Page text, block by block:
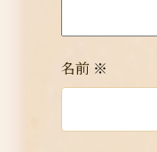
名前 ※